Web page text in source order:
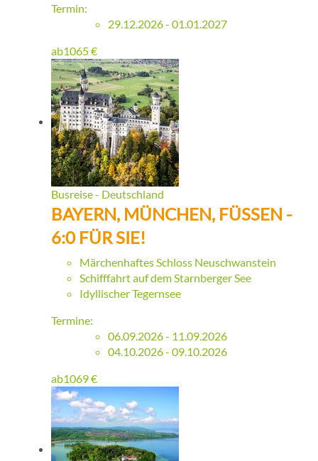
Termin:
29.12.2026 - 01.01.2027
ab1065€
Busreise - Deutschland
BAYERN, MÜNCHEN, FÜSSEN -
6:0 FÜR SIE!
Märchenhaftes Schloss Neuschwanstein
Schifffahrt auf dem Starnberger See
Idyllischer Tegernsee
Termine:
06.09.2026 - 11.09.2026
04.10.2026 - 09.10.2026
ab1069€